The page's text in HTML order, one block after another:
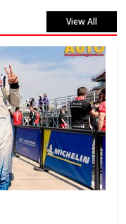
View All